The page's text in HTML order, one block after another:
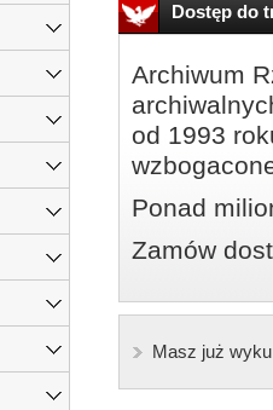
Dostęp do
Archiwum
od 1993
Ponad
Zamów
Masz już